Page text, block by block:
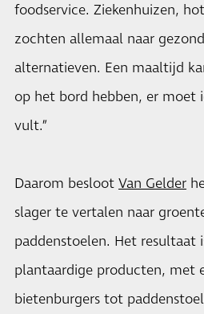
foodservice. Ziekenhuizen,
zochten allemaal naar
alternatieven. Een maaltijd
op het bord hebben, er moet
vult.”
Daarom besloot Van Gelder
slager te vertalen naar
paddenstoelen. Het resultaat
plantaardige producten, met
bietenburgers tot